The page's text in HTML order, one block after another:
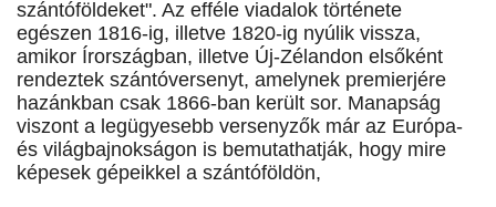
szántóföldeket". Az efféle viadalok története
egészen 1816-ig, illetve 1820-ig nyúlik vissza,
amikor Írországban, illetve Új-Zélandon elsőként
rendeztek szántóversenyt, amelynek premierjére
hazánkban csak 1866-ban került sor. Manapság
viszont a legügyesebb versenyzők már az Európa-
és világbajnokságon is bemutathatják, hogy mire
képesek gépeikkel a szántóföldön,